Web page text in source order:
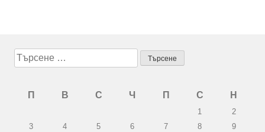
Търсене
за:
П В С Ч П С Н
1
2
3
4 5 6 7 8
9